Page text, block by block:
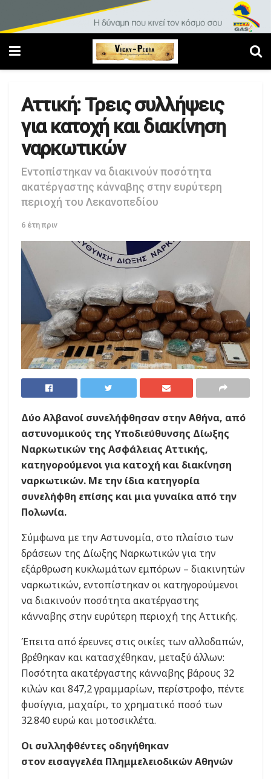
Αττική: Τρεις συλλήψεις
για κατοχή και διακίνηση
ναρκωτικών
Εντοπίστηκαν να διακινούν ποσότητα
ακατέργαστης κάνναβης στην ευρύτερη
περιοχή του Λεκανοπεδίου
6 έτη πριν
Δύο Αλβανοί συνελήφθησαν στην Αθήνα, από
αστυνομικούς της Υποδιεύθυνσης Δίωξης
Ναρκωτικών της Ασφάλειας Αττικής,
κατηγορούμενοι για κατοχή και διακίνηση
ναρκωτικών. Με την ίδια κατηγορία
συνελήφθη επίσης και μια γυναίκα από την
Πολωνία.
Σύμφωνα με την Αστυνομία, στο πλαίσιο των
δράσεων της Δίωξης Ναρκωτικών για την
εξάρθρωση κυκλωμάτων εμπόρων – διακινητών
ναρκωτικών, εντοπίστηκαν οι κατηγορούμενοι
να διακινούν ποσότητα ακατέργαστης
κάνναβης στην ευρύτερη περιοχή της Αττικής.
Έπειτα από έρευνες στις οικίες των αλλοδαπών,
βρέθηκαν και κατασχέθηκαν, μεταξύ άλλων:
Ποσότητα ακατέργαστης κάνναβης βάρους 32
κιλών και 847,2 γραμμαρίων, περίστροφο, πέντε
φυσίγγια, μαχαίρι, το χρηματικό ποσό των
32.840 ευρώ και μοτοσικλέτα.
Οι συλληφθέντες οδηγήθηκαν
στον εισαγγελέα Πλημμελειοδικών Αθηνών